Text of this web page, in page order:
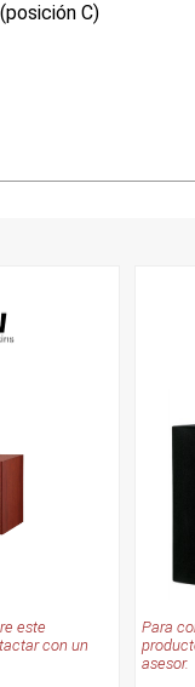
C)
este
con un
Para
asesor.